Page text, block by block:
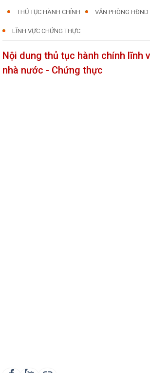
THỦ TỤC HÀNH CHÍNH VĂN PHÒNG HĐND
LĨNH VỰC CHỨNG THỰC
Nội dung thủ tục hành chính lĩnh
nhà nước - Chứng thực